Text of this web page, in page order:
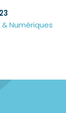
Numériques